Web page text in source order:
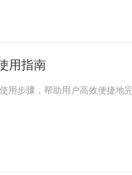
用指南
用步骤，帮助用户高效便捷地